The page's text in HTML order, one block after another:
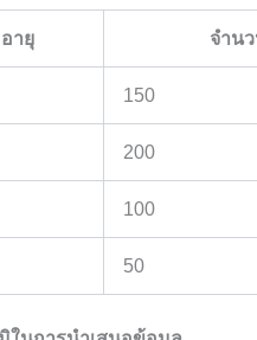
ายุ จำน
150
200
100
50